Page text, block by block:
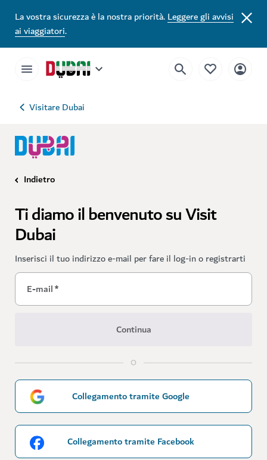
La vostra sicurezza è la nostra priorità.Leggere gli avvisi
ai viaggiatori.
Visitare Dubai
Indietro
Ti diamo il benvenuto su Visit
Dubai
Inserisci il tuo indirizzo e-mail per fare il log-in o registrarti
E-mail*
Continua
O
Collegamento tramite Google
Collegamento tramite Facebook